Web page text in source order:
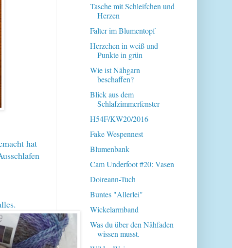
hat
Tasche mit Schleifchen und
Herzen
Falter im Blumentopf
Herzchen in weiß und
Punkte in grün
Wie ist Nähgarn
beschaffen?
Blick aus dem
Schlafzimmerfenster
H54F/KW20/2016
Fake Wespennest
Blumenbank
Cam Underfoot #20: Vasen
Doireann-Tuch
Buntes "Allerlei"
Wickelarmband
Was du über den Nähfaden
wissen musst.